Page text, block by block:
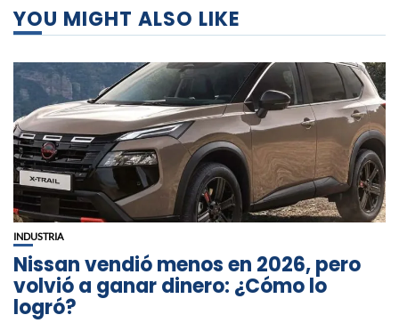
YOU MIGHT ALSO LIKE
INDUSTRIA
Nissan vendió menos en 2026, pero
volvió a ganar dinero: ¿Cómo lo
logró?